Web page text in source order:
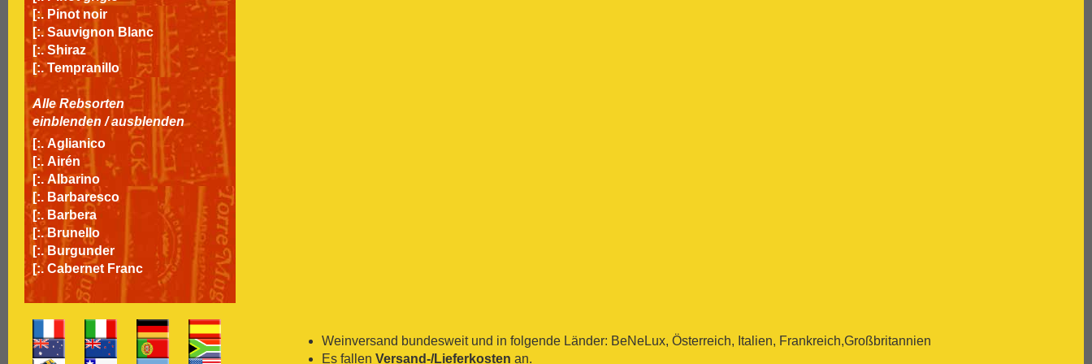
[:. Pinot noir
[:. Sauvignon Blanc
[:. Shiraz
[:. Tempranillo
Alle Rebsorten
einblenden /ausblenden
[:. Aglianico
[:. Airén
[:. Albarino
[:. Barbaresco
[:. Barbera
[:. Brunello
[:. Burgunder
[:. Cabernet Franc
[:.
Cabernet Sauvignon
[:. Carignan
[:. Carmenère
[:. Chardonnay
[:. Chasselas
Weinversand bundesweit und in folgende Länder: BeNeLux, Österreich, Italien, Frankreich,Großbritannien
Es fallen Versand-/Lieferkosten an.